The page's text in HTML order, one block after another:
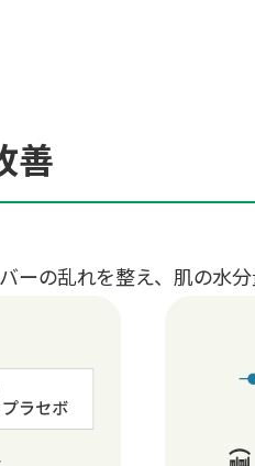
善
ーの乱れを整え、肌の水分